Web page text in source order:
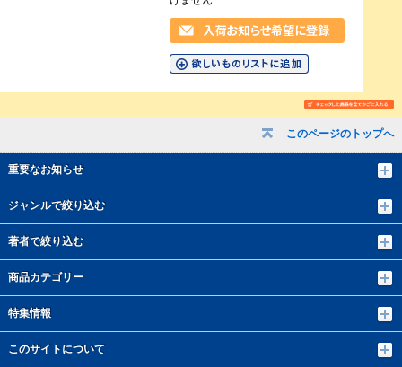
このページのトップへ
重要なお知らせ
ジャンルで絞り込む
著者で絞り込む
商品カテゴリー
特集情報
このサイトについて